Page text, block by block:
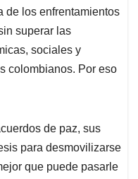
de los enfrentamientos
superar las
sociales y
colombianos. Por eso
de paz, sus
para desmovilizarse
que puede pasarle